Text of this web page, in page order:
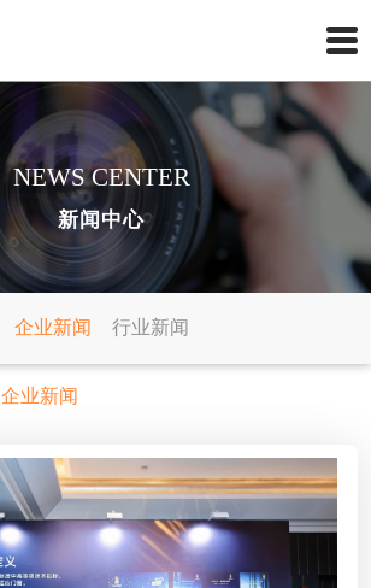
NEWS CENTER
新闻中心
企业新闻 行业新闻
企业新闻